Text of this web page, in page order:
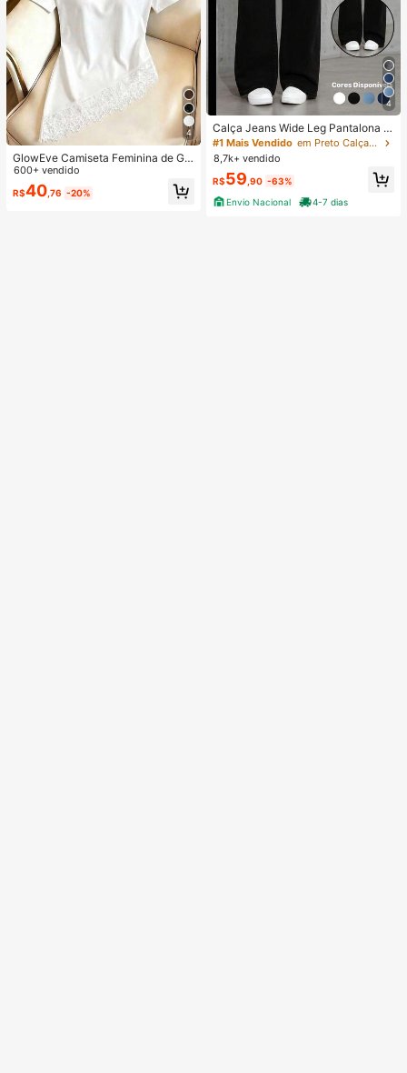
4
GlowEve Camiseta Feminina de Gol
a Redonda com Patchwork de Ren
da, Casual e Versátil para Uso Diári
o
600+ vendido
R$40,76 -20%
4
Calça Jeans Wide Leg Pantalona F
eminina Cintura Alta Tecido Premiu
m Confortável Preta
#1 Mais Vendido
em Preto Calças de ganga
8,7k+ vendido
R$59 ,90 -63%
Envio Nacional
4-7 dias